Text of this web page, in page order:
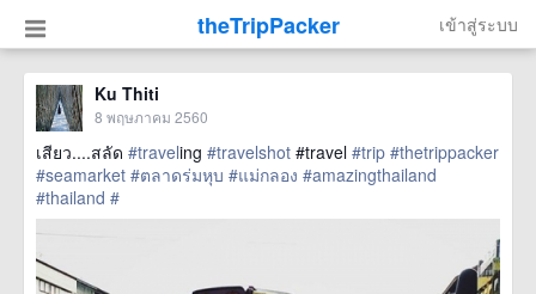
theTripPacker เข้าสู่ระบบ
Ku Thiti
8 พฤษภาคม 2560
เสียว....สลัด #traveling #travelshot #travel #trip #thetrippacker
#seamarket #ตลาดร่มหุบ #แม่กลอง #amazingthailand
#thailand #
href=https://m.thetrippacker.com/th/image/location/204719>